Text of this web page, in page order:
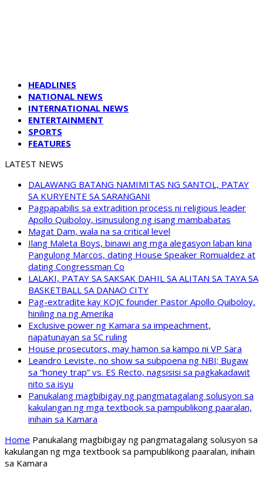
HEADLINES
NATIONAL NEWS
INTERNATIONAL NEWS
ENTERTAINMENT
SPORTS
FEATURES
LATEST NEWS
DALAWANG BATANG NAMIMITAS NG SANTOL, PATAY
SA KURYENTE SA SARANGANI
Pagpapabilis sa extradition process ni religious leader
Apollo Quiboloy, isinusulong ng isang mambabatas
Magat Dam, wala na sa critical level
Ilang Maleta Boys, binawi ang mga alegasyon laban kina
Pangulong Marcos, dating House Speaker Romualdez at
dating Congressman Co
LALAKI, PATAY SA SAKSAK DAHIL SA ALITAN SA TAYA SA
BASKETBALL SA DANAO CITY
Pag-extradite kay KOJC founder Pastor Apollo Quiboloy,
hiniling na ng Amerika
Exclusive power ng Kamara sa impeachment,
napatunayan sa SC ruling
House prosecutors, may hamon sa kampo ni VP Sara
Leandro Leviste, no show sa subpoena ng NBI; Bugaw
sa “honey trap” vs. ES Recto, nagsisisi sa pagkakadawit
nito sa isyu
Panukalang magbibigay ng pangmatagalang solusyon sa
kakulangan ng mga textbook sa pampublikong paaralan,
inihain sa Kamara
Home Panukalang magbibigay ng pangmatagalang solusyon sa
kakulangan ng mga textbook sa pampublikong paaralan, inihain
sa Kamara